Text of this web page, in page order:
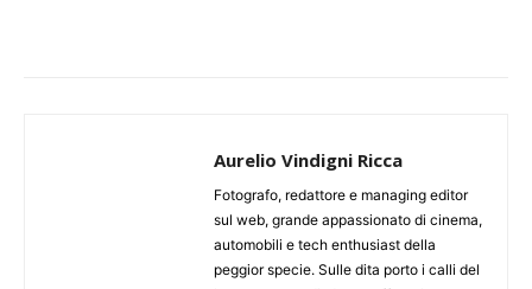
Aurelio Vindigni Ricca
Fotografo, redattore e managing editor
sul web, grande appassionato di cinema,
automobili e tech enthusiast della
peggior specie. Sulle dita porto i calli del